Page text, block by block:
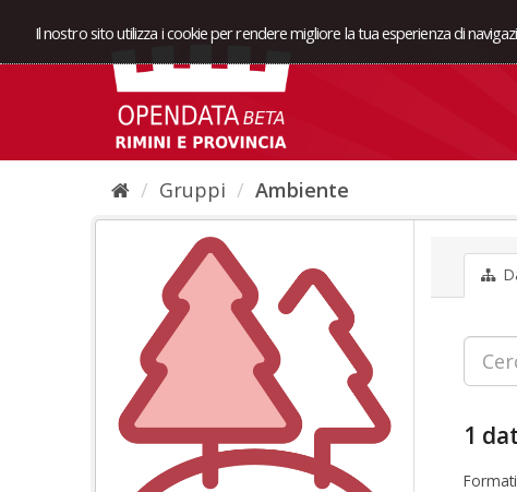
Il nostro sito utilizza i cookie per rendere migliore la tua esperienza di
Gruppi Ambiente
1